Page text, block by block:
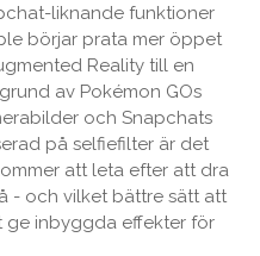
liknande funktioner
börjar prata mer öppet
Reality till en
av Pokémon GOs
och Snapchats
på selfiefilter är det
att leta efter att dra
- och vilket bättre sätt att
inbyggda effekter för